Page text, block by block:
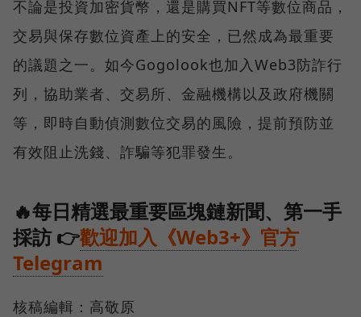
不論是投資加密貨幣，還是購買NFT等數位商品，
交易與保存數位資產上的安全，已然成為最重要
的議題之一。如今Gogolook也加入Web3防詐行
列，協助業者、交易所、金融機構以及政府機關
等，即時自動偵測數位交易的風險，提前預防並
有效阻止洗錢、詐騙等犯罪發生。
🔥每日精選最重要區塊鏈新聞、第一手
採訪 👉歡迎加入《Web3+》官方
Telegram
核稿編輯：高敬原